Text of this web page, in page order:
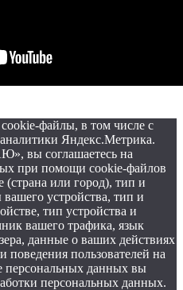
файлы, в том числе с
Яндекс.Метрика.
вы соглашаетесь на
при помощи cookie-файлов
(страна или город), тип и
устройства, тип и
тип устройства и
вашего трафика, язык
данные о ваших действиях
поведения пользователей на
персональных данных вы
персональных данных.